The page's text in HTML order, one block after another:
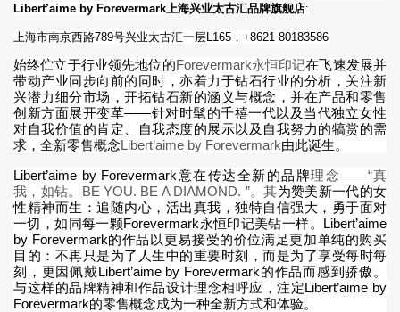
Libert’aime by Forevermark 上海兴业太古汇品牌旗舰店:
上海市南京西路789号兴业太古汇一层L165 ， +8621 80183586
始终伫立于行业领先地位的Forevermark永恒印记在飞速发展并
带动产业同步向前的同时，亦着力于钻石行业的分析，关注新
兴潜力细分市场，开拓钻石新的涵义与概念，并在产品和零售
创新方面展开变革——针对时髦的千禧一代以及当代独立女性
对自我价值的肯定、自我态度的展示以及自我努力的犒赏的需
求，全新零售概念Libert’aime by Forevermark由此诞生。
Libert’aime by Forevermark意在传达全新的品牌理念——“真
我，如钻。 BE YOU. BE A DIAMOND. ”。其为赞美新一代的女
性精神而生：追随内心，活出真我，独特自信强大，勇于面对
一切，如同每一颗Forevermark永恒印记美钻一样。 Libert’aime
by Forevermark的作品以更易接受的价位满足更加单纯的购买
目的：不再只是为了人生中的重要时刻，而是为了享受每时每
刻，更因佩戴Libert’aime by Forevermark的作品而感到骄傲。
与这样的品牌精神和作品设计理念相呼应，注定Libert’aime by
Forevermark的零售概念成为一种全新方式和体验。